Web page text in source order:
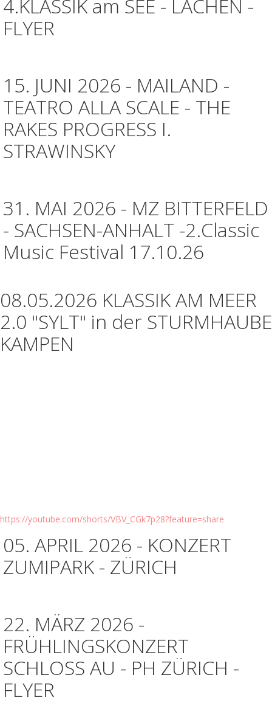
4.KLASSIK am SEE - LACHEN -
FLYER
15. JUNI 2026 - MAILAND -
TEATRO ALLA SCALE - THE
RAKES PROGRESS I.
STRAWINSKY
31. MAI 2026 - MZ BITTERFELD
- SACHSEN-ANHALT -2.Classic
Music Festival 17.10.26
08.05.2026 KLASSIK AM MEER
2.0 "SYLT" in der STURMHAUBE
KAMPEN
https://youtube.com/shorts/VBV_CGk7p28?feature=share
05. APRIL 2026 - KONZERT
ZUMIPARK - ZÜRICH
22. MÄRZ 2026 -
FRÜHLINGSKONZERT
SCHLOSS AU - PH ZÜRICH -
FLYER